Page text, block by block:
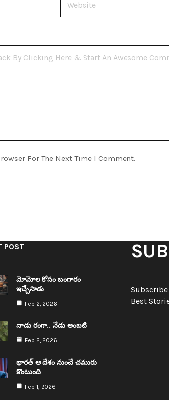
For The Next Time I Comment.
POST
మోమోల కోసం బంగారం
ఇచ్చేసాడు
Feb 2, 2026
నాడు రంగా.. నేడు అంబ‌టి
Feb 2, 2026
భార‌త్ ఆ దేశం నుంచే చ‌మురు
కొంటుంది
Feb 1, 2026
Subscribe
Best